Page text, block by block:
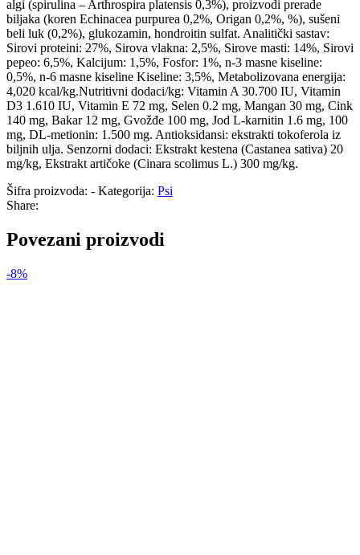
algi (spirulina – Arthrospira platensis 0,3%), proizvodi prerade
biljaka (koren Echinacea purpurea 0,2%, Origan 0,2%, %), sušeni
beli luk (0,2%), glukozamin, hondroitin sulfat. Analitički sastav:
Sirovi proteini: 27%, Sirova vlakna: 2,5%, Sirove masti: 14%, Sirovi
pepeo: 6,5%, Kalcijum: 1,5%, Fosfor: 1%, n-3 masne kiseline:
0,5%, n-6 masne kiseline Kiseline: 3,5%, Metabolizovana energija:
4,020 kcal/kg.Nutritivni dodaci/kg: Vitamin A 30.700 IU, Vitamin
D3 1.610 IU, Vitamin E 72 mg, Selen 0.2 mg, Mangan 30 mg, Cink
140 mg, Bakar 12 mg, Gvožđe 100 mg, Jod L-karnitin 1.6 mg, 100
mg, DL-metionin: 1.500 mg. Antioksidansi: ekstrakti tokoferola iz
biljnih ulja. Senzorni dodaci: Ekstrakt kestena (Castanea sativa) 20
mg/kg, Ekstrakt artičoke (Cinara scolimus L.) 300 mg/kg.
Šifra proizvoda: - Kategorija: Psi
Share:
Povezani proizvodi
-8%